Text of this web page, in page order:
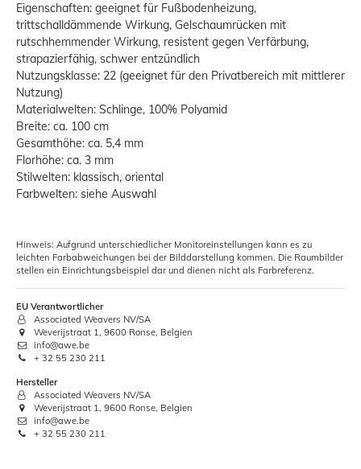
Eigenschaften: geeignet für Fußbodenheizung,
trittschalldämmende Wirkung, Gelschaumrücken mit
rutschhemmender Wirkung, resistent gegen Verfärbung,
strapazierfähig, schwer entzündlich
Nutzungsklasse: 22 (geeignet für den Privatbereich mit mittlerer
Nutzung)
Materialwelten: Schlinge, 100% Polyamid
Breite: ca. 100 cm
Gesamthöhe: ca. 5,4 mm
Florhöhe: ca. 3 mm
Stilwelten: klassisch, oriental
Farbwelten: siehe Auswahl
Hinweis: Aufgrund unterschiedlicher Monitoreinstellungen kann es zu
leichten Farbabweichungen bei der Bilddarstellung kommen. Die Raumbilder
stellen ein Einrichtungsbeispiel dar und dienen nicht als Farbreferenz.
EU Verantwortlicher
Associated Weavers NV/SA
Weverijstraat 1, 9600 Ronse, Belgien
info@awe.be
+ 32 55 230 211
Hersteller
Associated Weavers NV/SA
Weverijstraat 1, 9600 Ronse, Belgien
info@awe.be
+ 32 55 230 211